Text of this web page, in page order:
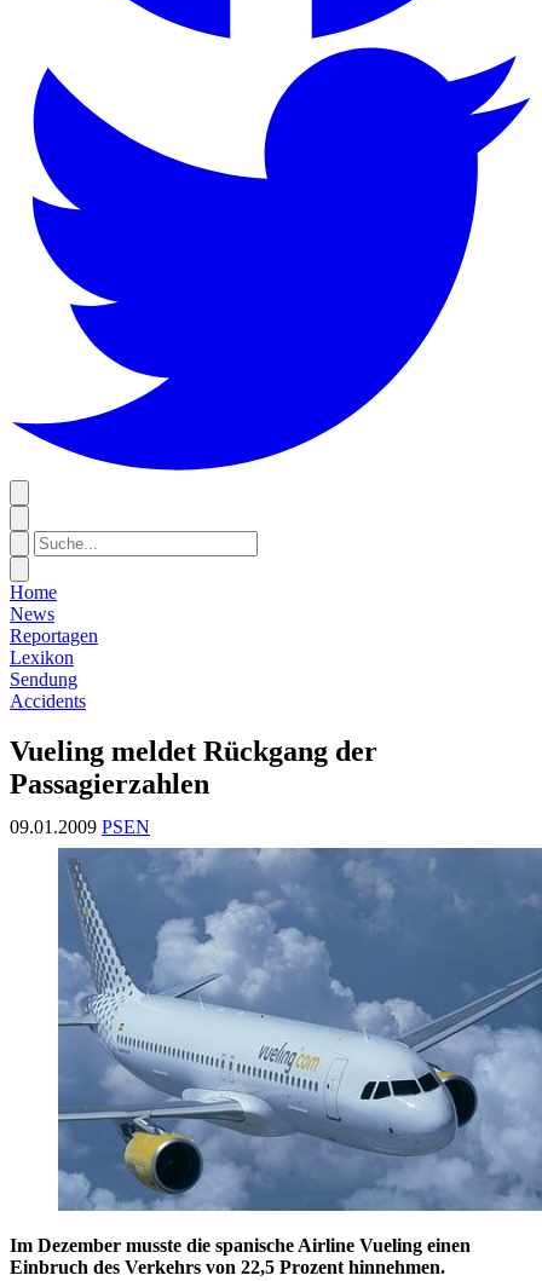
Home
News
Reportagen
Lexikon
Sendung
Accidents
Vueling meldet Rückgang der
Passagierzahlen
09.01.2009 PSEN
Im Dezember musste die spanische Airline Vueling einen
Einbruch des Verkehrs von 22,5 Prozent hinnehmen.